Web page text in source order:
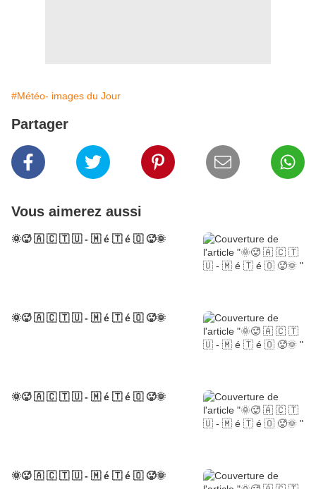
#Météo- images du Jour
Partager
Vous aimerez aussi
🌞🥵 🇦 🇨 🇹 🇺 - 🇲 é 🇹 é 🇴 🥵🌞
🌞🥵 🇦 🇨 🇹 🇺 - 🇲 é 🇹 é 🇴 🥵🌞
🌞🥵 🇦 🇨 🇹 🇺 - 🇲 é 🇹 é 🇴 🥵🌞
🌞🥵 🇦 🇨 🇹 🇺 - 🇲 é 🇹 é 🇴 🥵🌞